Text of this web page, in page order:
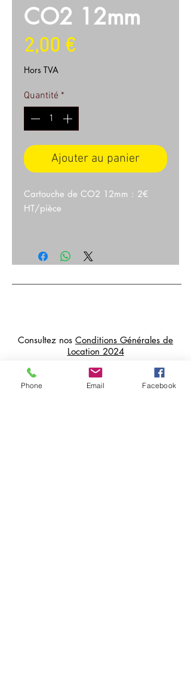
CO2 12mm
2,00 €Prix
Hors TVA
Quantité *
Ajouter au panier
Cartouche de CO2 12mm : 2€
HT/pièce
Consultez nos Conditions Générales de
Location 2024
Livraisons possibles sur Paris et en
Île de France
Phone Email Facebook